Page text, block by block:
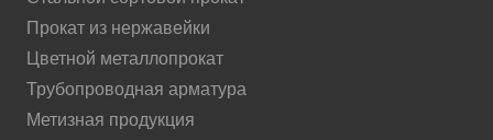
Прокат из нержавейки
Цветной металлопрокат
Трубопроводная арматура
Метизная продукция